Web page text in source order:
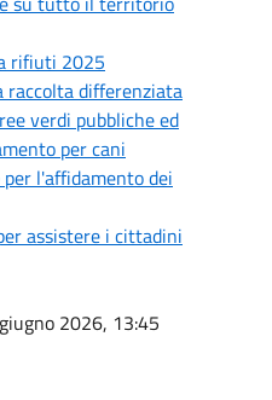
rifiuti 2025
raccolta differenziata
verdi pubbliche ed
per cani
l'affidamento dei
assistere i cittadini
2026, 13:45